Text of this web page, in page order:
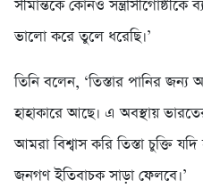
সীমান্তকে কোনও
ভালো করে তুলে ধরেছি।’
তিনি বলেন, ‘তিস্তার পানির জন্য
হাহাকারে আছে। এ অবস্থায়
আমরা বিশ্বাস করি তিস্তা চুক্তি
জনগণ ইতিবাচক সাড়া ফেলবে।’